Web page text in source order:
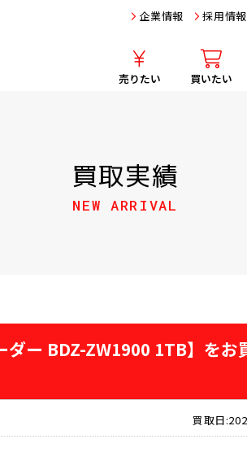
企業情報 採用情報
売りたい 買いたい
買取実績
NEW ARRIVAL
ダー BDZ-ZW1900 1TB】をお
買取日